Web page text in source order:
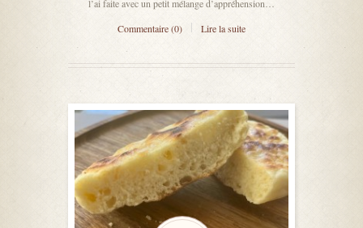
l’ai faite avec un petit mélange d’appréhension…
Commentaire (0)
Lire la suite